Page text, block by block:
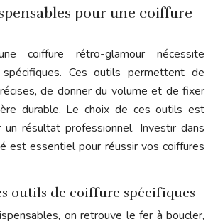
pour une coiffure
coiffure rétro-glamour nécessite
spécifiques. Ces outils permettent de
de donner du volume et de fixer
durable. Le choix de ces outils est
un résultat professionnel. Investir dans
est essentiel pour réussir vos coiffures
outils de coiffure spécifiques
on retrouve le fer à boucler,